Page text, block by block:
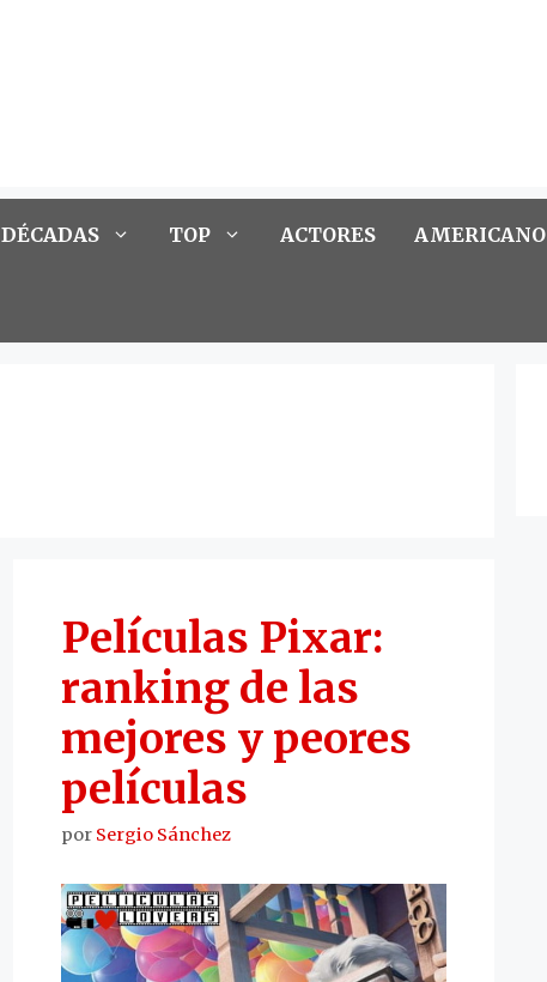
DÉCADAS TOP ACTORES AMERICANO
Películas Pixar:
ranking de las
mejores y peores
películas
por Sergio Sánchez